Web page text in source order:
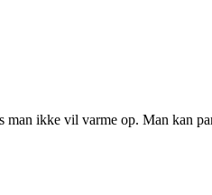
ikke vil varme op. Man kan